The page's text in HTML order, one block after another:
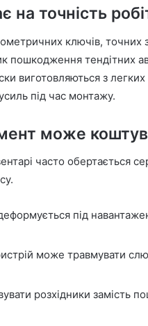
на точність
ключів, точних
пошкодження тендітних
виготовляються з
під час монтажу.
може
часто обертається
під
може травмувати
розхідники замість